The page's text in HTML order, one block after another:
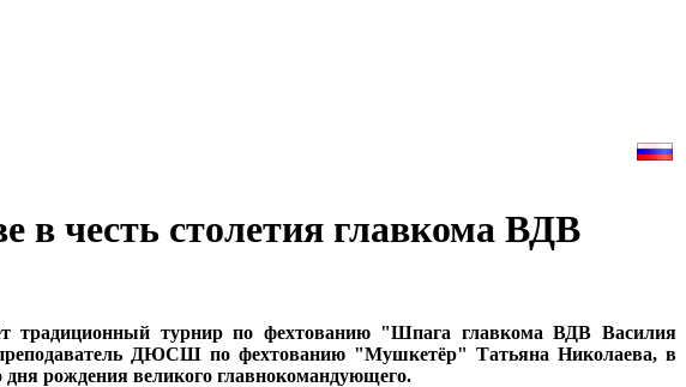
в честь столетия главкома ВДВ
традиционный турнир по фехтованию "Шпага главкома ВДВ Василия
ДЮСШ по фехтованию "Мушкетёр" Татьяна Николаева, в
дня рождения великого главнокомандующего.